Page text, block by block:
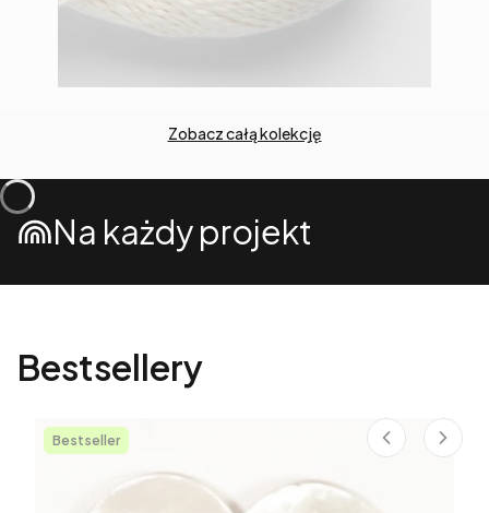
Zobacz całą kolekcję
Na każdy projekt
Bestsellery
Bestseller